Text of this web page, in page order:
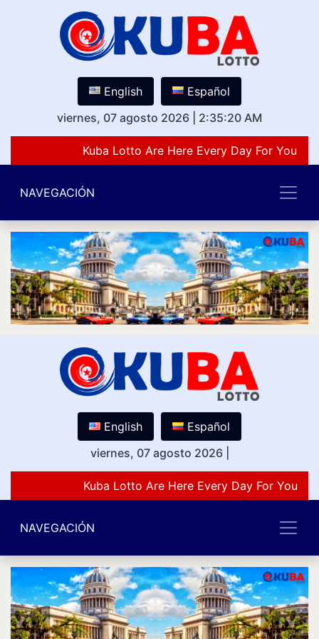
English
Español
viernes, 07 agosto 2026
2:35:20 AM
Kuba Lotto Are Here Every Day For You
NAVEGACIÓN
English
Español
viernes, 07 agosto 2026
Kuba Lotto Are Here Every Day For You
NAVEGACIÓN